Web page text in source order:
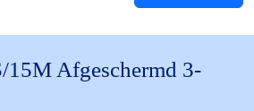
Afgeschermd 3-